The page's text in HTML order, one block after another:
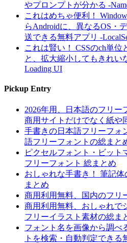
やプロンプトが分かる -
これはめちゃ便利！
らAndroidに、異なるOS・
送できる無料アプリ -
これは賢い！ CSSのch単位
と、拡大縮小してもきれい
Loading UI
Pickup Entry
2026年用、日本語のフリー
商用サイトだけでなく紙や
手書きの日本語フリーフォ
語フリーフォントの総まと
ピクセルフォント・ビット
フリーフォント 総まとめ
おしゃれな手書き！ 筆記
まとめ
商用利用無料、国内のフリ
商用利用無料、おしゃれで
フリーイラスト素材の総ま
フォント名を画像から調べ
トを検索・自動判定できる